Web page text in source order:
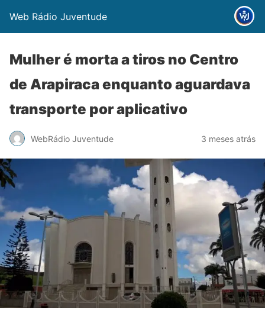
Web Rádio Juventude
Mulher é morta a tiros no Centro
de Arapiraca enquanto aguardava
transporte por aplicativo
WebRádio Juventude 3 meses atrás